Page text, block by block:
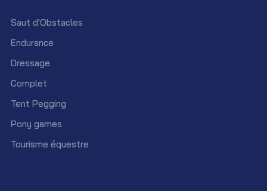
Saut d'Obstacles
Endurance
Dressage
Complet
Tent Pegging
Pony games
Tourisme équestre